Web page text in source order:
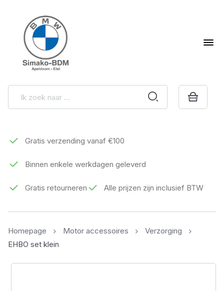
Gratis verzending vanaf €100
Binnen enkele werkdagen geleverd
Gratis retourneren Alle prijzen zijn inclusief BTW
Homepage Motor accessoires
Verzorging
EHBO set klein